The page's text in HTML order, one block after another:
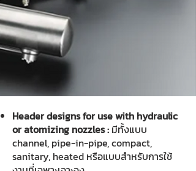
Header designs for use with hydraulic
or atomizing nozzles : มีทั้งแบบ
channel, pipe-in-pipe, compact,
sanitary, heated หรือแบบสำหรับการใช้